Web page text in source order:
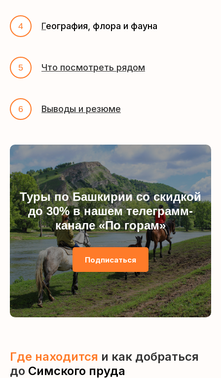
География, флора и фауна
Что посмотреть рядом
Выводы и резюме
Туры по Башкирии со скидкой
до 30% в нашем телеграмм-
канале «По горам»
Подписаться
Где находится и как добраться
до Симского пруда